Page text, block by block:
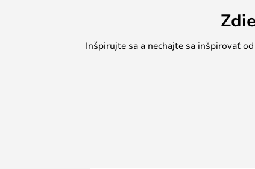
Inšpirujte sa a nechajte sa inšpirovať